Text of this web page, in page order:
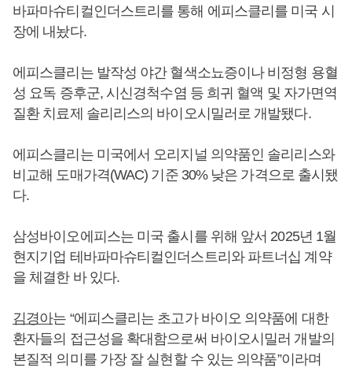
바파마슈티컬인더스트리를 통해 에피스클리를 미국 시
장에 내놨다.
에피스클리는 발작성 야간 혈색소뇨증이나 비정형 용혈
성 요독 증후군, 시신경척수염 등 희귀 혈액 및 자가면역
질환 치료제 솔리리스의 바이오시밀러로 개발됐다.
에피스클리는 미국에서 오리지널 의약품인 솔리리스와
비교해 도매가격(WAC) 기준 30% 낮은 가격으로 출시됐
다.
삼성바이오에피스는 미국 출시를 위해 앞서 2025년 1월
현지기업 테바파마슈티컬인더스트리와 파트너십 계약
을 체결한 바 있다.
김경아는 “에피스클리는 초고가 바이오 의약품에 대한
환자들의 접근성을 확대함으로써 바이오시밀러 개발의
본질적 의미를 가장 잘 실현할 수 있는 의약품”이라며